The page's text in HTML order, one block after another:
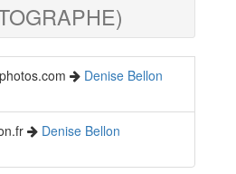
Denise Bellon
Denise Bellon